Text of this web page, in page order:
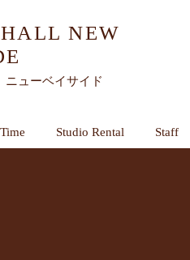
NEW
ューベイサイド
Studio Rental Staff